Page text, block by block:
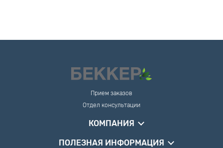
Прием заказов
Отдел консультации
КОМПАНИЯ
ПОЛЕЗНАЯ ИНФОРМАЦИЯ